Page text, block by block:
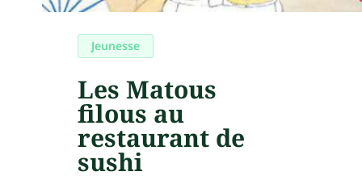
Jeunesse
Les Matous
filous au
restaurant de
sushi